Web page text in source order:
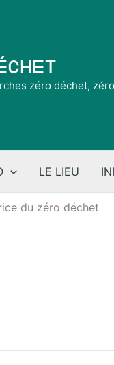
zéro déchet,
LE LIEU
du zéro déchet